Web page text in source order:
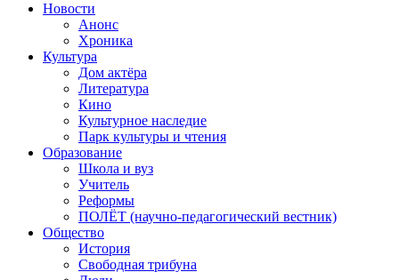
Новости
Анонс
Хроника
Культура
Дом актёра
Литература
Кино
Культурное наследие
Парк культуры и чтения
Образование
Школа и вуз
Учитель
Реформы
ПОЛЁТ (научно-педагогический вестник)
Общество
История
Свободная трибуна